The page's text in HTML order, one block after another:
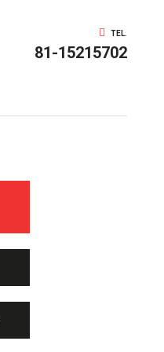
TEL.
81-15215702